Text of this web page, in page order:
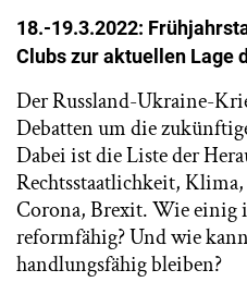
18.-19.3.2022:
Clubs zur aktuellen Lage
Der Russland-Ukraine-
Debatten um die
Dabei ist die Liste der
Rechtsstaatlichkeit,
Corona, Brexit. Wie einig
reformfähig? Und wie
handlungsfähig bleiben?